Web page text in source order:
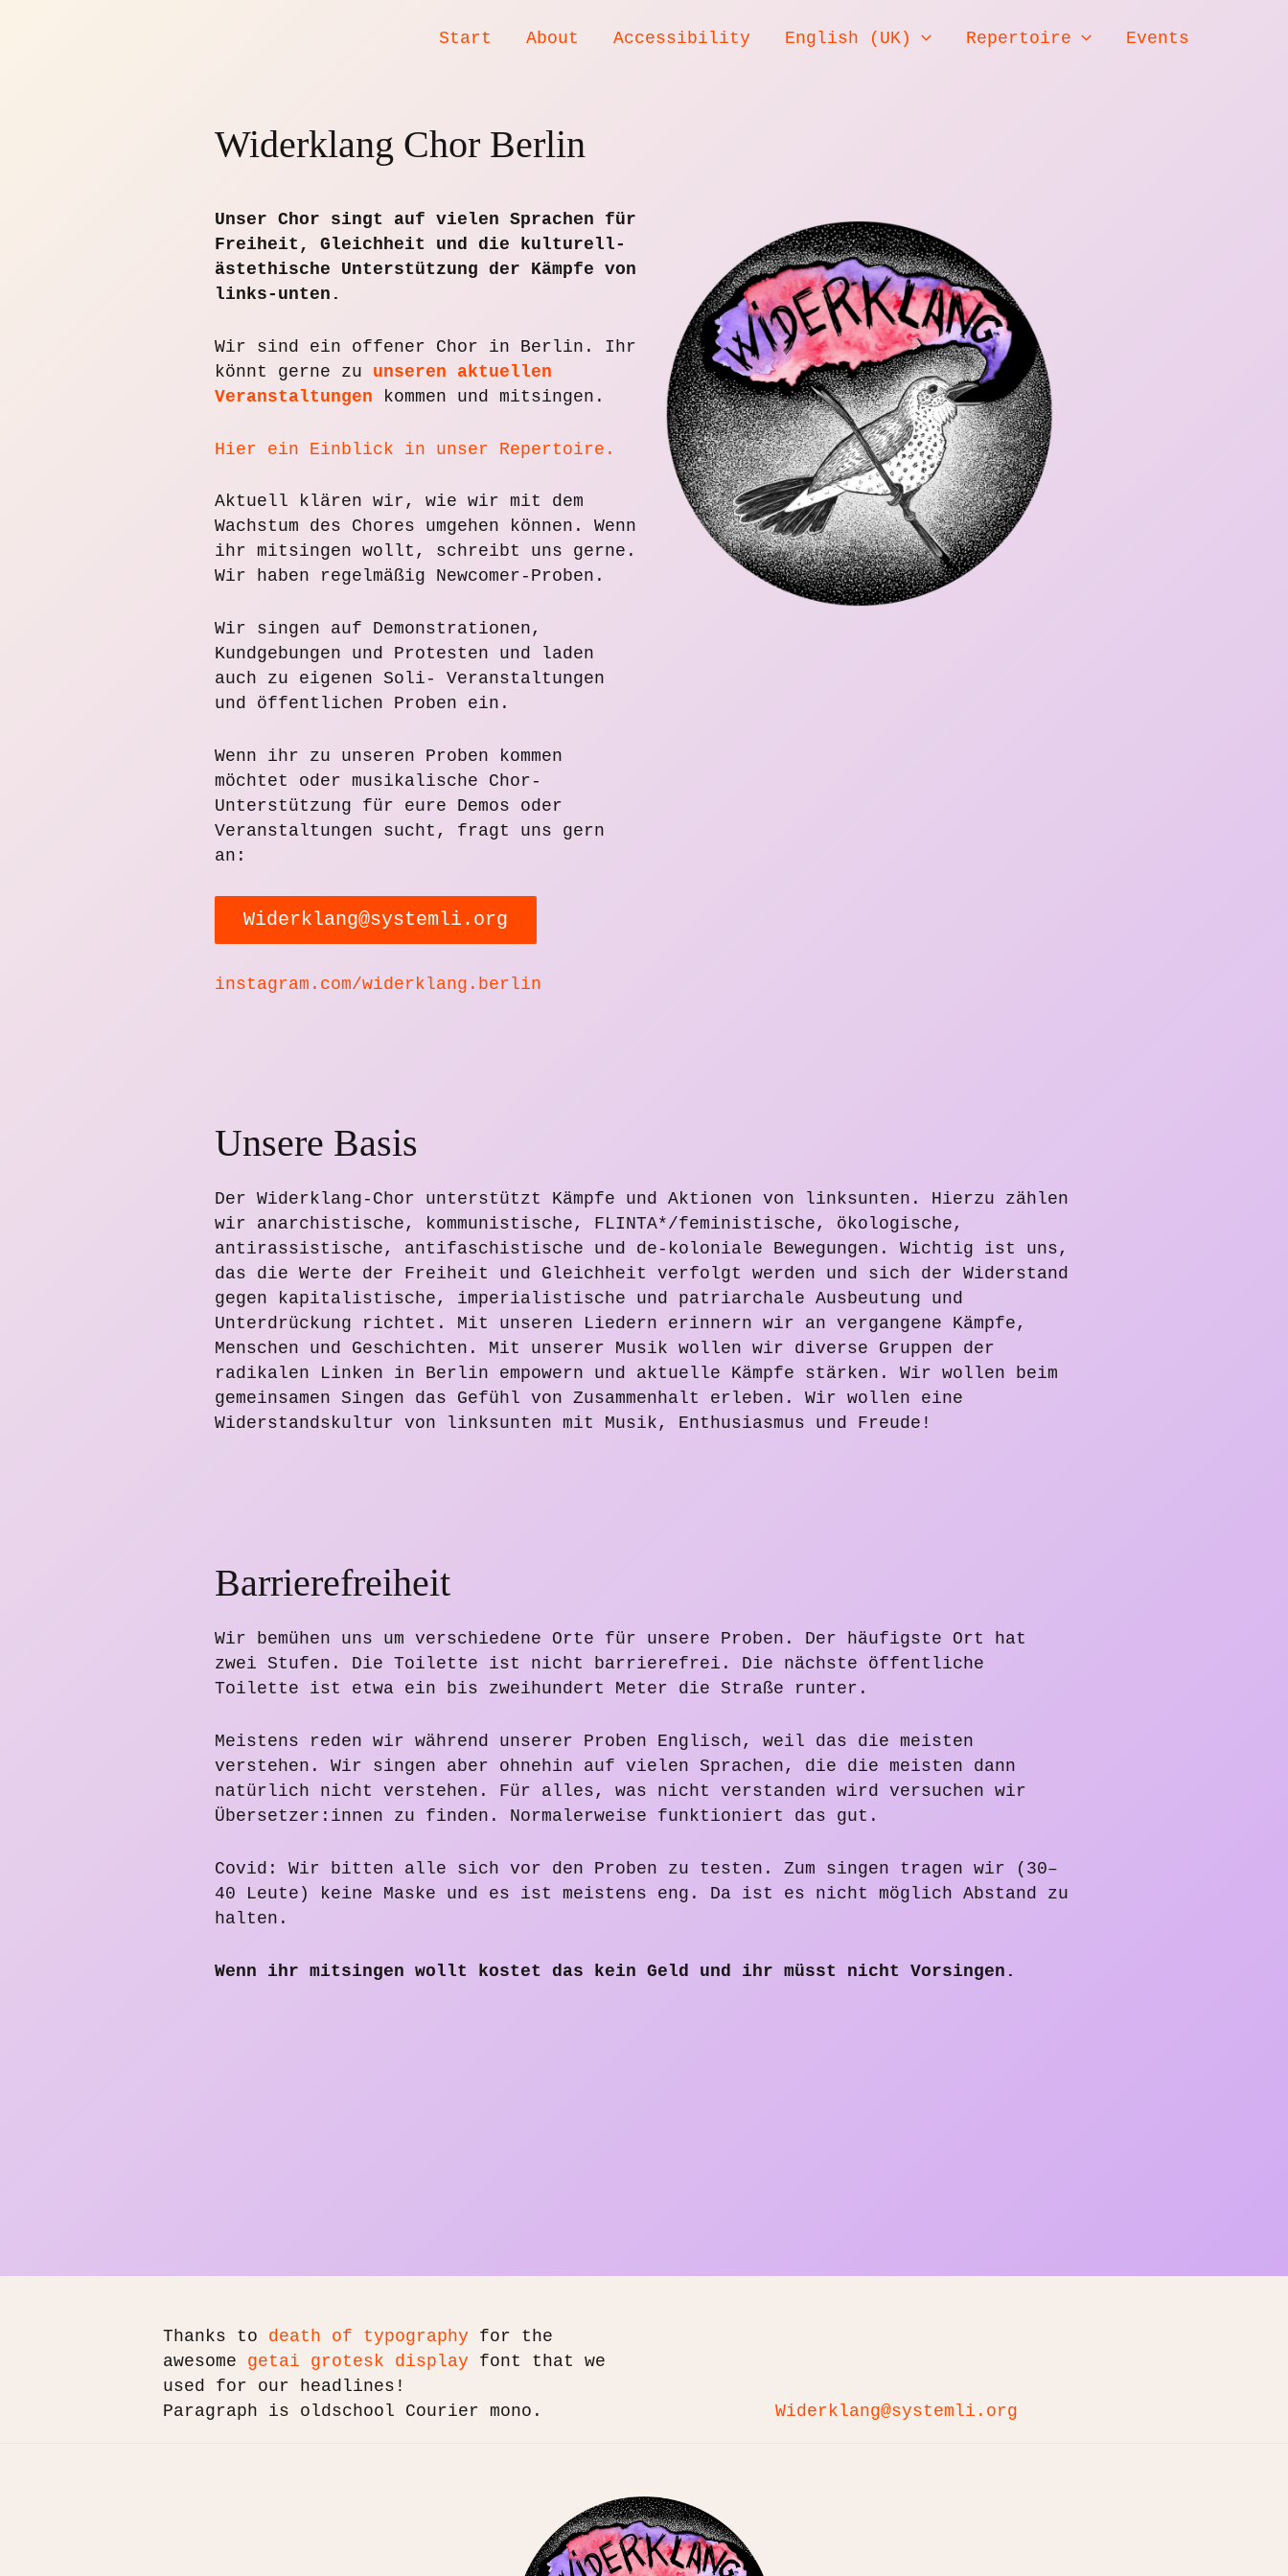
Start About Accessibility English (UK) Repertoire Events
Widerklang Chor Berlin
Unser Chor singt auf vielen Sprachen für
Freiheit, Gleichheit und die kulturell-
ästethische Unterstützung der Kämpfe von
links-unten.
Wir sind ein offener Chor in Berlin. Ihr
könnt gerne zu unseren aktuellen
Veranstaltungen kommen und mitsingen.
Hier ein Einblick in unser Repertoire.
Aktuell klären wir, wie wir mit dem
Wachstum des Chores umgehen können. Wenn
ihr mitsingen wollt, schreibt uns gerne.
Wir haben regelmäßig Newcomer-Proben.
Wir singen auf Demonstrationen,
Kundgebungen und Protesten und laden
auch zu eigenen Soli- Veranstaltungen
und öffentlichen Proben ein.
Wenn ihr zu unseren Proben kommen
möchtet oder musikalische Chor-
Unterstützung für eure Demos oder
Veranstaltungen sucht, fragt uns gern
an:
Widerklang@systemli.org
instagram.com/widerklang.berlin
Unsere Basis
Der Widerklang-Chor unterstützt Kämpfe und Aktionen von linksunten. Hierzu zählen
wir anarchistische, kommunistische, FLINTA*/feministische, ökologische,
antirassistische, antifaschistische und de-koloniale Bewegungen. Wichtig ist uns,
das die Werte der Freiheit und Gleichheit verfolgt werden und sich der Widerstand
gegen kapitalistische, imperialistische und patriarchale Ausbeutung und
Unterdrückung richtet. Mit unseren Liedern erinnern wir an vergangene Kämpfe,
Menschen und Geschichten. Mit unserer Musik wollen wir diverse Gruppen der
radikalen Linken in Berlin empowern und aktuelle Kämpfe stärken. Wir wollen beim
gemeinsamen Singen das Gefühl von Zusammenhalt erleben. Wir wollen eine
Widerstandskultur von linksunten mit Musik, Enthusiasmus und Freude!
Barrierefreiheit
Wir bemühen uns um verschiedene Orte für unsere Proben. Der häufigste Ort hat
zwei Stufen. Die Toilette ist nicht barrierefrei. Die nächste öffentliche
Toilette ist etwa ein bis zweihundert Meter die Straße runter.
Meistens reden wir während unserer Proben Englisch, weil das die meisten
verstehen. Wir singen aber ohnehin auf vielen Sprachen, die die meisten dann
natürlich nicht verstehen. Für alles, was nicht verstanden wird versuchen wir
Übersetzer:innen zu finden. Normalerweise funktioniert das gut.
Covid: Wir bitten alle sich vor den Proben zu testen. Zum singen tragen wir (30–
40 Leute) keine Maske und es ist meistens eng. Da ist es nicht möglich Abstand zu
halten.
Wenn ihr mitsingen wollt kostet das kein Geld und ihr müsst nicht Vorsingen.
Thanks to death of typography for the
awesome getai grotesk display font that we
used for our headlines!
Paragraph is oldschool Courier mono.
Widerklang@systemli.org